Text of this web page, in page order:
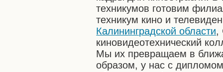
техникумов готовим
техникум кино и
Калининградской области,
киновидеотехнический
Мы их превращаем в
образом, у нас с